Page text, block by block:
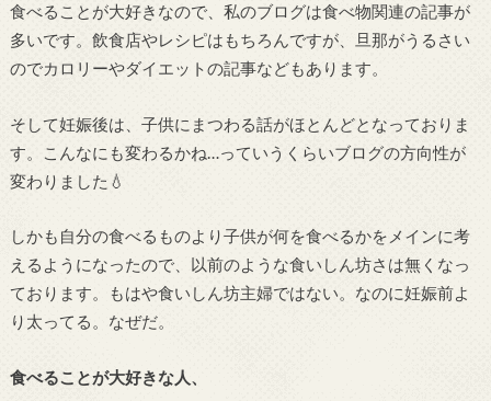
食べることが大好きなので、私のブログは食べ物関連の記事が
多いです。飲食店やレシピはもちろんですが、旦那がうるさい
のでカロリーやダイエットの記事などもあります。
そして妊娠後は、子供にまつわる話がほとんどとなっておりま
す。こんなにも変わるかね…っていうくらいブログの方向性が
変わりました💧
しかも自分の食べるものより子供が何を食べるかをメインに考
えるようになったので、以前のような食いしん坊さは無くなっ
ております。もはや食いしん坊主婦ではない。なのに妊娠前よ
り太ってる。なぜだ。
食べることが大好きな人、